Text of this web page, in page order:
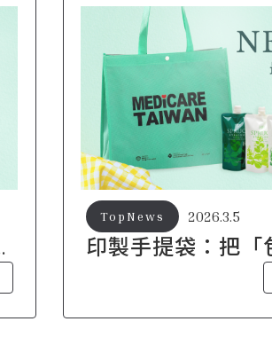
印製手提袋：把「
變成品牌的行走廣
2026.3.5
TopNews